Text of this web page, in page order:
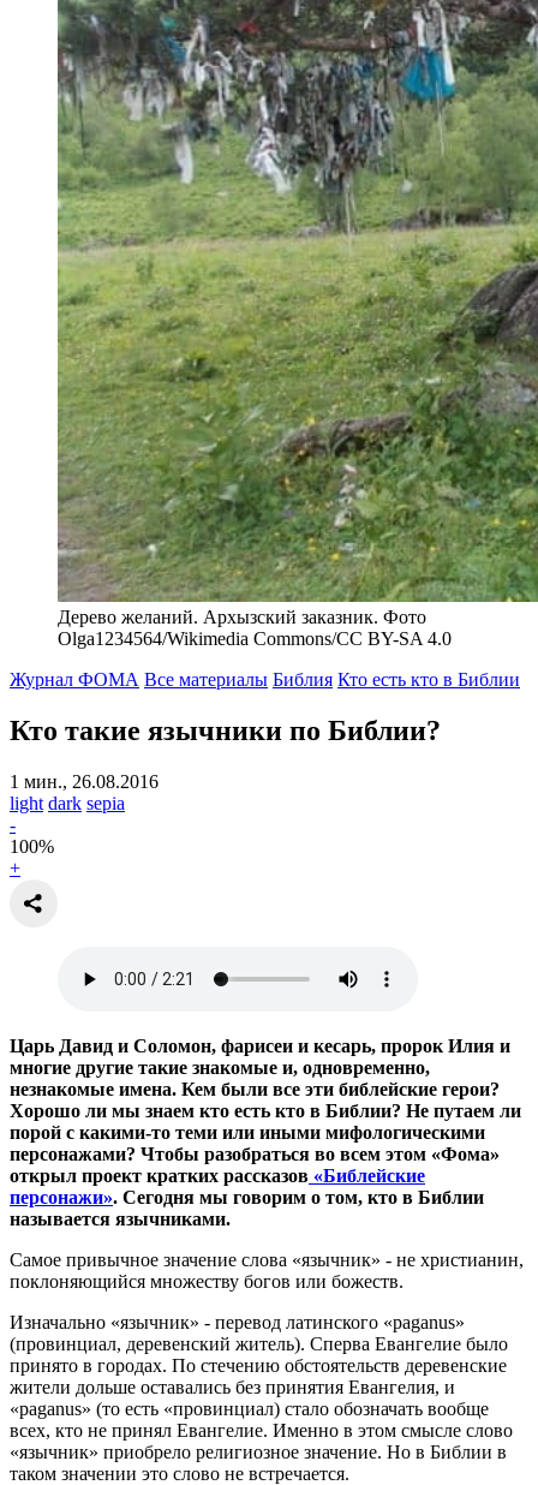
Дерево желаний. Архызский заказник. Фото
Olga1234564/Wikimedia Commons/CC BY-SA 4.0
Журнал ФОМА Все материалы Библия Кто есть кто в Библии
Кто такие язычники по Библии?
1 мин., 26.08.2016
light dark sepia
-
100%
+
Царь Давид и Соломон, фарисеи и кесарь, пророк Илия и
многие другие такие знакомые и, одновременно,
незнакомые имена. Кем были все эти библейские герои?
Хорошо ли мы знаем кто есть кто в Библии? Не путаем ли
порой с какими-то теми или иными мифологическими
персонажами? Чтобы разобраться во всем этом «Фома»
открыл проект кратких рассказов «Библейские
персонажи». Сегодня мы говорим о том, кто в Библии
называется язычниками.
Самое привычное значение слова «язычник» - не христианин,
поклоняющийся множеству богов или божеств.
Изначально «язычник» - перевод латинского «paganus»
(провинциал, деревенский житель). Сперва Евангелие было
принято в городах. По стечению обстоятельств деревенские
жители дольше оставались без принятия Евангелия, и
«paganus» (то есть «провинциал) стало обозначать вообще
всех, кто не принял Евангелие. Именно в этом смысле слово
«язычник» приобрело религиозное значение. Но в Библии в
таком значении это слово не встречается.